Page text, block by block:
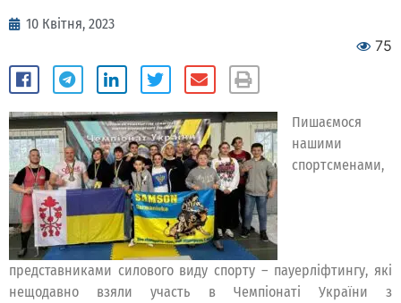
10 Квітня, 2023
75
Пишаємося
нашими
спортсменами,
представниками силового виду спорту – пауерліфтингу, які
нещодавно взяли участь в Чемпіонаті України з